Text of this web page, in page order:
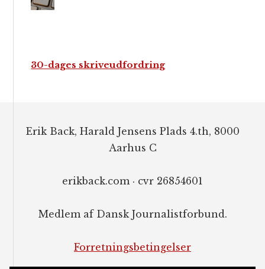
30-dages skriveudfordring
Erik Back, Harald Jensens Plads 4.th, 8000
Aarhus C
erikback.com · cvr 26854601
Medlem af Dansk Journalistforbund.
Forretningsbetingelser